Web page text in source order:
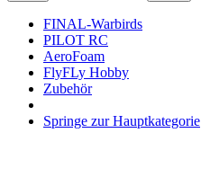
FINAL-Warbirds
PILOT RC
AeroFoam
FlyFLy Hobby
Zubehör
Springe zur Hauptkategorie